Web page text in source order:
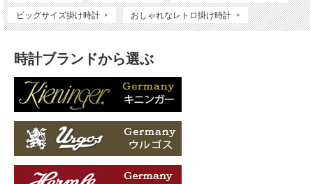
ビッグサイズ掛け時計 おしゃれなレトロ掛け時計
時計ブランドから選ぶ